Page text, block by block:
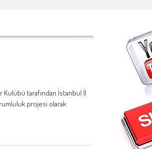
Kulübü tarafından İstanbul İl
projesi olarak